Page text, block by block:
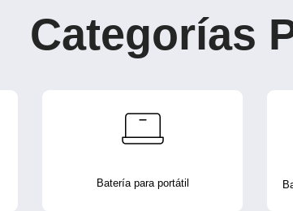
Categorías
Batería para portátil